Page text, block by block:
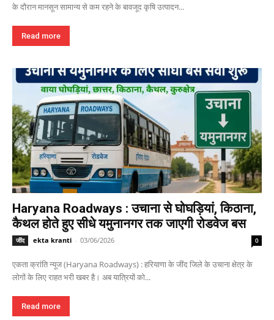
के दौरान मानसून सामान्य से कम रहने के बावजूद कृषि उत्पादन...
Read more
Haryana Roadways : उचाना से घोघड़ियां, किठाना,
कैथल होते हुए सीधे यमुनानगर तक जाएगी रोडवेज बस
जींद ekta kranti - 03/06/2026 0
एकता क्रांति न्यूज (Haryana Roadways) : हरियाणा के जींद जिले के उचाना क्षेत्र के
लोगों के लिए राहत भरी खबर है। अब यात्रियों को...
Read more